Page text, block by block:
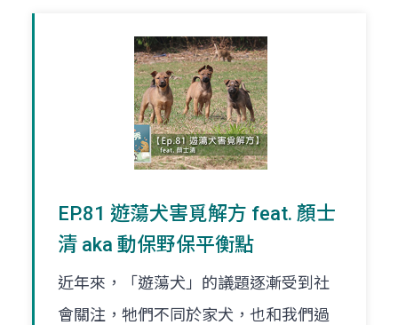
EP.81 遊蕩犬害覓解方 feat. 顏士
清 aka 動保野保平衡點
近年來，「遊蕩犬」的議題逐漸受到社
會關注，牠們不同於家犬，也和我們過